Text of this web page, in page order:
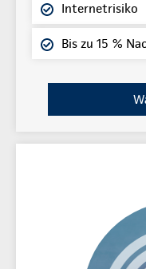
Internetrisiko
Bis zu 15 %